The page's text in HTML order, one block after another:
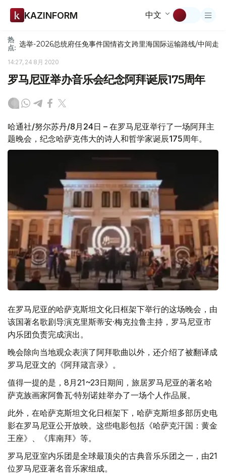
KAZINFORM 中文
热
点: 选举-2026总统府任免事件国情咨文跨里海国际运输路线/中间走廊
14:27, 24 8月 2020
罗马尼亚举办音乐会纪念阿拜诞辰175周年
哈通社/努尔苏丹/8月24日 – 在罗马尼亚举行了一场阿拜主
题晚会，纪念哈萨克伟大的诗人和哲学家诞辰175周年。
在罗马尼亚的哈萨克斯坦文化日框架下举行的这场晚会，由
该国著名歌剧导演克里斯蒂安·梅克拉鲁主持，罗马尼亚市
内乐团负责完成演出。
晚会除向当地观众表演了阿拜歌曲以外，还介绍了被翻译成
罗马尼亚文的《阿拜箴言录》。
值得一提的是，8月21~23日期间，旅居罗马尼亚的著名哈
萨克族画家阿鲁瓦·特别诺娃举办了一场个人作品展。
此外，在哈萨克斯坦文化日框架下，哈萨克斯坦多部历史电
影在罗马尼亚公开放映。这些电影包括《哈萨克汗国：黄金
王座》、《库南拜》等。
罗马尼亚室内乐团是全球最顶尖的古典音乐乐团之一，由21
位罗马尼亚著名音乐家组成。